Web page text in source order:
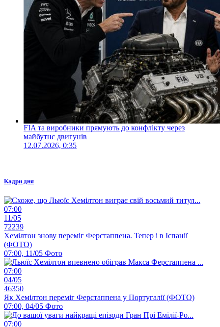
FIA та виробники прямують до конфлікту через
майбутнє двигунів
12.07.2026, 0:35
Кадри дня
07:00
11/05
72239
Хемілтон знову переміг Ферстаппена. Тепер і в Іспанії
(ФОТО)
07:00, 11/05 Фото
07:00
04/05
46350
Як Хемілтон переміг Ферстаппена у Португалії (ФОТО)
07:00, 04/05 Фото
07:00